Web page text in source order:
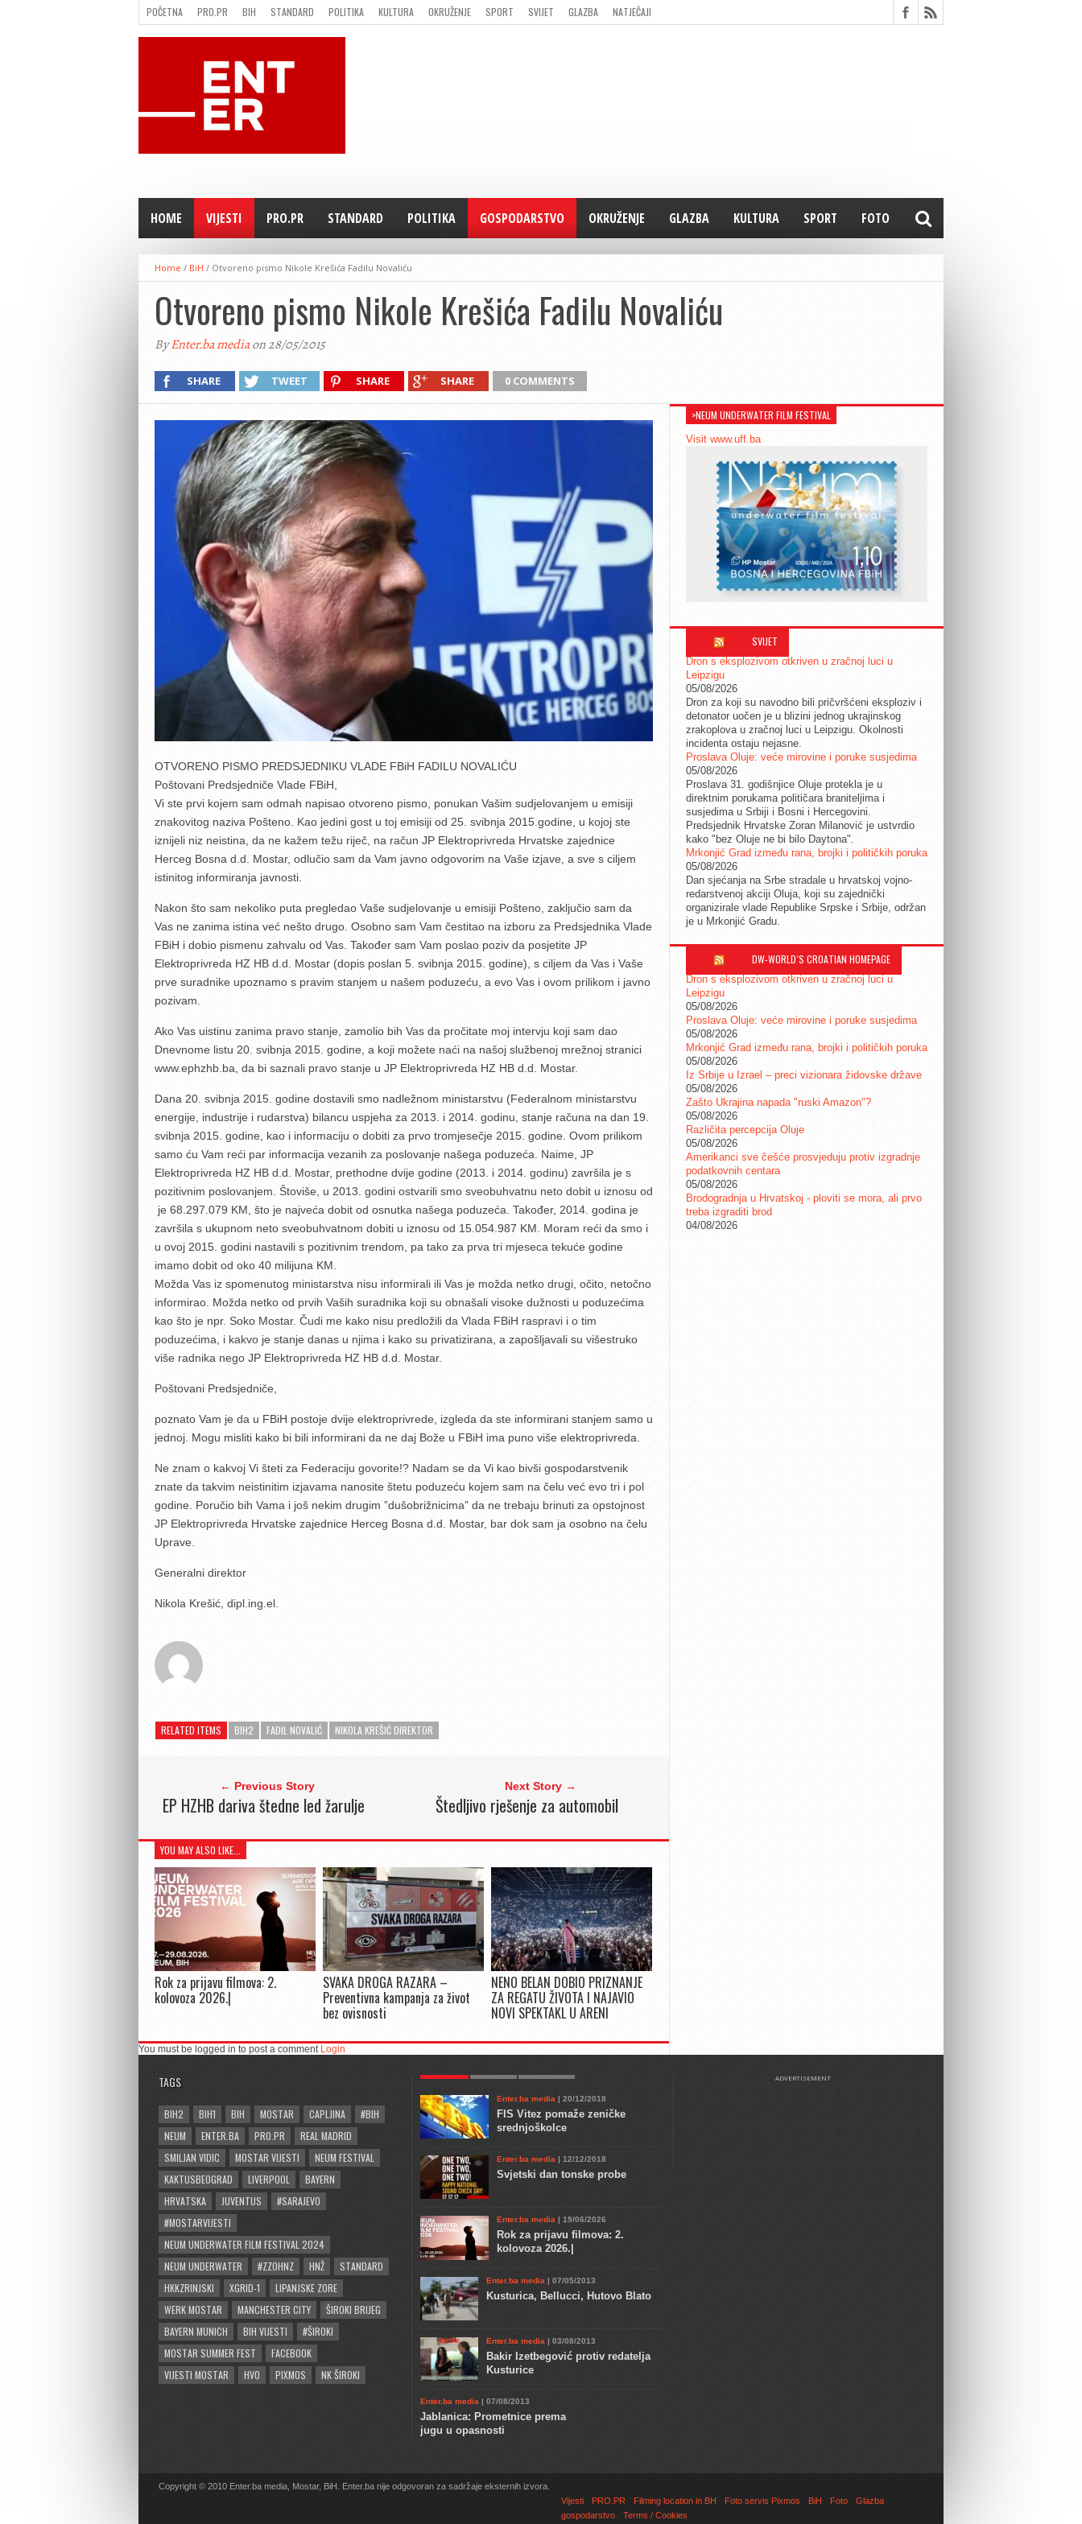
POČETNA PRO.PR BIH STANDARD POLITIKA KULTURA OKRUŽENJE SPORT SVIJET GLAZBA
NATJEČAJI
FILMING LOCATION IN BH
KONTAKT
HOME VIJESTI PRO.PR STANDARD POLITIKA GOSPODARSTVO OKRUŽENJE GLAZBA KULTURA SPORT FOTO
Home / BiH / Otvoreno pismo Nikole Krešića Fadilu Novaliću
Otvoreno pismo Nikole Krešića Fadilu Novaliću
ByEnter.ba mediaon 28/05/2015
SHARE TWEET SHARE SHARE 0 COMMENTS
OTVORENO PISMO PREDSJEDNIKU VLADE FBiH FADILU NOVALIĆU
Poštovani Predsjedniče Vlade FBiH,
Vi ste prvi kojem sam odmah napisao otvoreno pismo, ponukan Vašim sudjelovanjem u emisiji
znakovitog naziva Pošteno. Kao jedini gost u toj emisiji od 25. svibnja 2015.godine, u kojoj ste
iznijeli niz neistina, da ne kažem težu riječ, na račun JP Elektroprivreda Hrvatske zajednice
Herceg Bosna d.d. Mostar, odlučio sam da Vam javno odgovorim na Vaše izjave, a sve s ciljem
istinitog informiranja javnosti.
Nakon što sam nekoliko puta pregledao Vaše sudjelovanje u emisiji Pošteno, zaključio sam da
Vas ne zanima istina već nešto drugo. Osobno sam Vam čestitao na izboru za Predsjednika Vlade
FBiH i dobio pismenu zahvalu od Vas. Također sam Vam poslao poziv da posjetite JP
Elektroprivreda HZ HB d.d. Mostar (dopis poslan 5. svibnja 2015. godine), s ciljem da Vas i Vaše
prve suradnike upoznamo s pravim stanjem u našem poduzeću, a evo Vas i ovom prilikom i javno
pozivam.
Ako Vas uistinu zanima pravo stanje, zamolio bih Vas da pročitate moj intervju koji sam dao
Dnevnome listu 20. svibnja 2015. godine, a koji možete naći na našoj službenoj mrežnoj stranici
www.ephzhb.ba, da bi saznali pravo stanje u JP Elektroprivreda HZ HB d.d. Mostar.
Dana 20. svibnja 2015. godine dostavili smo nadležnom ministarstvu (Federalnom ministarstvu
energije, industrije i rudarstva) bilancu uspjeha za 2013. i 2014. godinu, stanje računa na dan 19.
svibnja 2015. godine, kao i informaciju o dobiti za prvo tromjesečje 2015. godine. Ovom prilikom
samo ću Vam reći par informacija vezanih za poslovanje našega poduzeća. Naime, JP
Elektroprivreda HZ HB d.d. Mostar, prethodne dvije godine (2013. i 2014. godinu) završila je s
pozitivnim poslovanjem. Štoviše, u 2013. godini ostvarili smo sveobuhvatnu neto dobit u iznosu od
je 68.297.079 KM, što je najveća dobit od osnutka našega poduzeća. Također, 2014. godina je
završila s ukupnom neto sveobuhvatnom dobiti u iznosu od 15.054.987 KM. Moram reći da smo i
u ovoj 2015. godini nastavili s pozitivnim trendom, pa tako za prva tri mjeseca tekuće godine
imamo dobit od oko 40 milijuna KM.
Možda Vas iz spomenutog ministarstva nisu informirali ili Vas je možda netko drugi, očito, netočno
informirao. Možda netko od prvih Vaših suradnika koji su obnašali visoke dužnosti u poduzećima
kao što je npr. Soko Mostar. Čudi me kako nisu predložili da Vlada FBiH raspravi i o tim
poduzećima, i kakvo je stanje danas u njima i kako su privatizirana, a zapošljavali su višestruko
više radnika nego JP Elektroprivreda HZ HB d.d. Mostar.
Poštovani Predsjedniče,
poznato Vam je da u FBiH postoje dvije elektroprivrede, izgleda da ste informirani stanjem samo u
jednoj. Mogu misliti kako bi bili informirani da ne daj Bože u FBiH ima puno više elektroprivreda.
Ne znam o kakvoj Vi šteti za Federaciju govorite!? Nadam se da Vi kao bivši gospodarstvenik
znate da takvim neistinitim izjavama nanosite štetu poduzeću kojem sam na čelu već evo tri i pol
godine. Poručio bih Vama i još nekim drugim ”dušobrižnicima” da ne trebaju brinuti za opstojnost
JP Elektroprivreda Hrvatske zajednice Herceg Bosna d.d. Mostar, bar dok sam ja osobno na čelu
Uprave.
Generalni direktor
Nikola Krešić, dipl.ing.el.
RELATED ITEMS BIH2 FADIL NOVALIĆ NIKOLA KREŠIĆ DIREKTOR
← Previous Story
EP HZHB dariva štedne led žarulje
Next Story →
Štedljivo rješenje za automobil
YOU MAY ALSO LIKE...
Rok za prijavu filmova: 2.
kolovoza 2026.|
SVAKA DROGA RAZARA –
Preventivna kampanja za život
bez ovisnosti
NENO BELAN DOBIO PRIZNANJE
ZA REGATU ŽIVOTA I NAJAVIO
NOVI SPEKTAKL U ARENI
You must be logged in to post a comment Login
>NEUM UNDERWATER FILM FESTIVAL
Visit www.uff.ba
SVIJET
Dron s eksplozivom otkriven u zračnoj luci u
Leipzigu
05/08/2026
Dron za koji su navodno bili pričvršćeni eksploziv i
detonator uočen je u blizini jednog ukrajinskog
zrakoplova u zračnoj luci u Leipzigu. Okolnosti
incidenta ostaju nejasne.
Proslava Oluje: veće mirovine i poruke susjedima
05/08/2026
Proslava 31. godišnjice Oluje protekla je u
direktnim porukama političara braniteljima i
susjedima u Srbiji i Bosni i Hercegovini.
Predsjednik Hrvatske Zoran Milanović je ustvrdio
kako "bez Oluje ne bi bilo Daytona".
Mrkonjić Grad između rana, brojki i političkih poruka
05/08/2026
Dan sjećanja na Srbe stradale u hrvatskoj vojno-
redarstvenoj akciji Oluja, koji su zajednički
organizirale vlade Republike Srpske i Srbije, održan
je u Mrkonjić Gradu.
DW-WORLD´S CROATIAN HOMEPAGE
Dron s eksplozivom otkriven u zračnoj luci u
Leipzigu
05/08/2026
Proslava Oluje: veće mirovine i poruke susjedima
05/08/2026
Mrkonjić Grad između rana, brojki i političkih poruka
05/08/2026
Iz Srbije u Izrael – preci vizionara židovske države
05/08/2026
Zašto Ukrajina napada "ruski Amazon"?
05/08/2026
Različita percepcija Oluje
05/08/2026
Amerikanci sve češće prosvjeduju protiv izgradnje
podatkovnih centara
05/08/2026
Brodogradnja u Hrvatskoj - ploviti se mora, ali prvo
treba izgraditi brod
04/08/2026
TAGS
BIH2 BIH1 BIH MOSTAR CAPLJINA
#BIH
NEUM
ENTER.BA PRO.PR
REAL MADRID
SMILJAN VIDIC
MOSTAR VIJESTI
NEUM FESTIVAL
KAKTUSBEOGRAD
LIVERPOOL
BAYERN
HRVATSKA
JUVENTUS
#SARAJEVO
#MOSTARVIJESTI
NEUM UNDERWATER FILM FESTIVAL 2024
NEUM UNDERWATER
#ZZOHNZ HNŽ
STANDARD
HKKZRINJSKI
XGRID-1
LIPANJSKE ZORE
WERK MOSTAR
MANCHESTER CITY
ŠIROKI BRIJEG
BAYERN MUNICH
BIH VIJESTI
#ŠIROKI
MOSTAR SUMMER FEST
FACEBOOK
VIJESTI MOSTAR
HVO PIXMOS NK ŠIROKI
Enter.ba media | 20/12/2018
FIS Vitez pomaže zeničke
srednjoškolce
Enter.ba media | 12/12/2018
Svjetski dan tonske probe
Enter.ba media | 19/06/2026
Rok za prijavu filmova: 2.
kolovoza 2026.|
Enter.ba media | 07/05/2013
Kusturica, Bellucci, Hutovo Blato
Enter.ba media | 03/08/2013
Bakir Izetbegović protiv redatelja
Kusturice
Enter.ba media | 07/08/2013
Jablanica: Prometnice prema
jugu u opasnosti
ADVERTISEMENT
Copyright © 2010 Enter.ba media, Mostar, BiH. Enter.ba nije odgovoran za sadržaje eksternih izvora.
Vijesti
PRO.PR Filming location in BH Foto servis Pixmos BiH Foto
Glazba
gospodarstvo
Terms / Cookies